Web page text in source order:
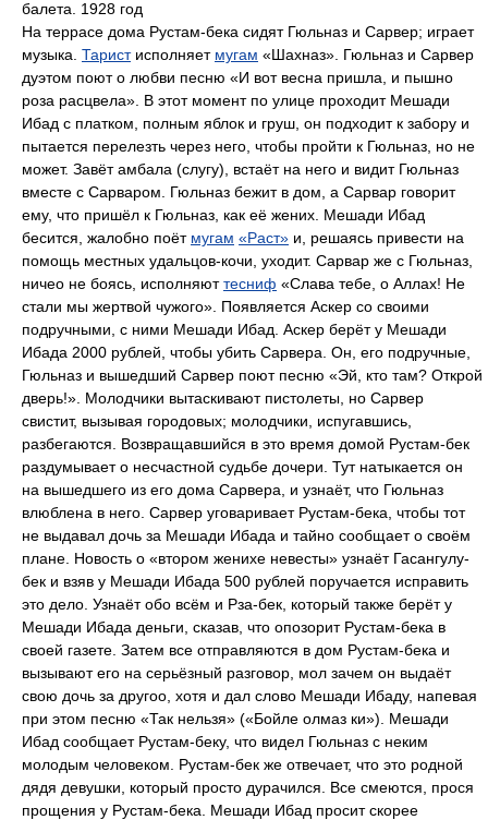
балета. 1928 год
На террасе дома Рустам-бека сидят Гюльназ и Сарвер; играет
музыка. Таристисполняет мугам «Шахназ». Гюльназ и Сарвер
дуэтом поют о любви песню «И вот весна пришла, и пышно
роза расцвела». В этот момент по улице проходит Мешади
Ибад с платком, полным яблок и груш, он подходит к забору и
пытается перелезть через него, чтобы пройти к Гюльназ, но не
может. Завёт амбала (слугу), встаёт на него и видит Гюльназ
вместе с Сарваром. Гюльназ бежит в дом, а Сарвар говорит
ему, что пришёл к Гюльназ, как её жених. Мешади Ибад
бесится, жалобно поёт мугам «Раст» и, решаясь привести на
помощь местных удальцов-кочи, уходит. Сарвар же с Гюльназ,
ничео не боясь, исполняюттесниф «Слава тебе, о Аллах! Не
стали мы жертвой чужого». Появляется Аскер со своими
подручными, с ними Мешади Ибад. Аскер берёт у Мешади
Ибада 2000 рублей, чтобы убить Сарвера. Он, его подручные,
Гюльназ и вышедший Сарвер поют песню «Эй, кто там? Открой
дверь!». Молодчики вытаскивают пистолеты, но Сарвер
свистит, вызывая городовых; молодчики, испугавшись,
разбегаются. Возвращавшийся в это время домой Рустам-бек
раздумывает о несчастной судьбе дочери. Тут натыкается он
на вышедшего из его дома Сарвера, и узнаёт, что Гюльназ
влюблена в него. Сарвер уговаривает Рустам-бека, чтобы тот
не выдавал дочь за Мешади Ибада и тайно сообщает о своём
плане. Новость о «втором женихе невесты» узнаёт Гасангулу-
бек и взяв у Мешади Ибада 500 рублей поручается исправить
это дело. Узнаёт обо всём и Рза-бек, который также берёт у
Мешади Ибада деньги, сказав, что опозорит Рустам-бека в
своей газете. Затем все отправляются в дом Рустам-бека и
вызывают его на серьёзный разговор, мол зачем он выдаёт
свою дочь за другоо, хотя и дал слово Мешади Ибаду, напевая
при этом песню «Так нельзя» («Бойле олмаз ки»). Мешади
Ибад сообщает Рустам-беку, что видел Гюльназ с неким
молодым человеком. Рустам-бек же отвечает, что это родной
дядя девушки, который просто дурачился. Все смеются, прося
прощения у Рустам-бека. Мешади Ибад просит скорее